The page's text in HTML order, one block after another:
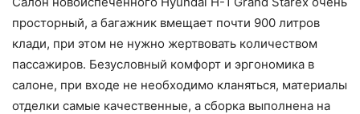
просторный, а багажник вмещает почти 900 литров
клади, при этом не нужно жертвовать количеством
пассажиров. Безусловный комфорт и эргономика в
салоне, при входе не необходимо кланяться, материалы
отделки самые качественные, а сборка выполнена на